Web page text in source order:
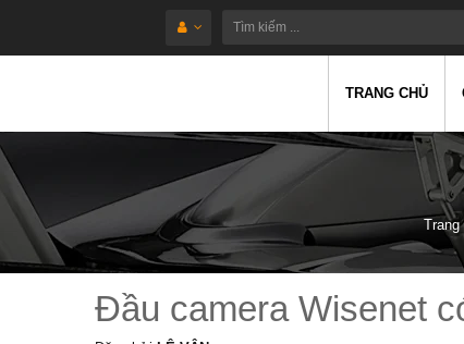
TRANG CHỦ
Trang
Đầu camera Wisenet